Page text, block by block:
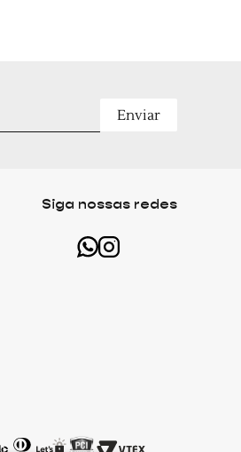
Enviar
Siga nossas redes